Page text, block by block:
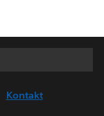
Kontakt